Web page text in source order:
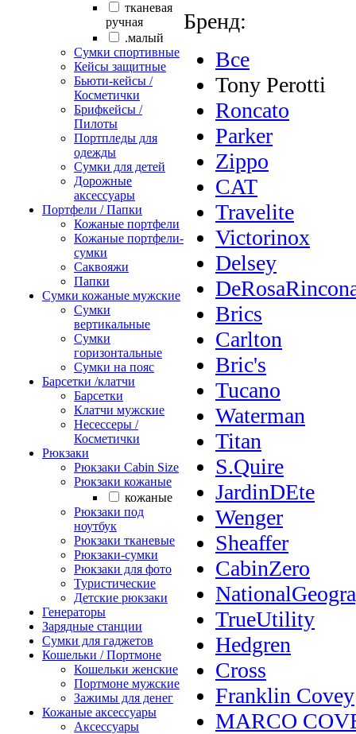
тканевая
ручная
.малый
Сумки спортивные
Кейсы защитные
Бьюти-кейсы /
Косметички
Брифкейсы /
Пилоты
Портпледы для
одежды
Сумки для детей
Дорожные
аксессуары
Портфели / Папки
Кожаные портфели
Кожаные портфели-
сумки
Саквояжи
Папки
Сумки кожаные мужские
Сумки
вертикальные
Сумки
горизонтальные
Сумки на пояс
Барсетки /клатчи
Барсетки
Клатчи мужские
Несессеры /
Косметички
Рюкзаки
Рюкзаки Сabin Size
Рюкзаки кожаные
кожаные
Рюкзаки под
ноутбук
Рюкзаки тканевые
Рюкзаки-сумки
Рюкзаки для фото
Туристические
Детские рюкзаки
Генераторы
Зарядные станции
Сумки для гаджетов
Кошельки / Портмоне
Кошельки женские
Портмоне мужские
Зажимы для денег
Кожаные аксессуары
Аксессуары
Бренд:
Все
Tony Perotti
Roncato
Parker
Zippo
CAT
Travelite
Victorinox
Delsey
Brics
Carlton
Bric's
Tucano
Waterman
Titan
S.Quire
JardinDEte
Wenger
Sheaffer
CabinZero
TrueUtility
Hedgren
Cross
Franklin Covey
MARCO